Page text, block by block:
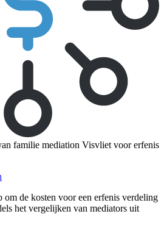
familie mediation Visvliet voor erfenis
de kosten voor een erfenis verdeling
het vergelijken van mediators uit